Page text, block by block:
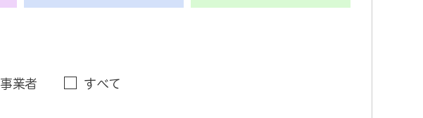
事業者 すべて